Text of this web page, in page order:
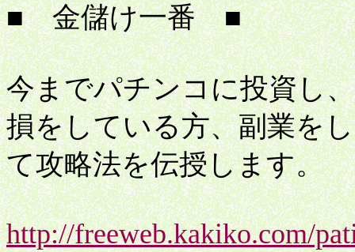
■ 金儲け一番 ■
今までパチンコに投資し
損をしている方、副業を
て攻略法を伝授します。
http://freeweb.kakiko.com/